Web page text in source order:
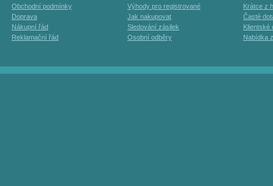
Obchodní podmínky
Doprava
Nákupní řád
Reklamační řád
Výhody pro registrované
Jak nakupovat
Sledování zásilek
Osobní odběry
Krátce z
Časté
Klientské
Nabídka